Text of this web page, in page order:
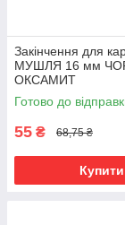
Закінчення для
МУШЛЯ 16 мм
ОКСАМИТ
Готово до
55 ₴ 68,75 ₴
Купити